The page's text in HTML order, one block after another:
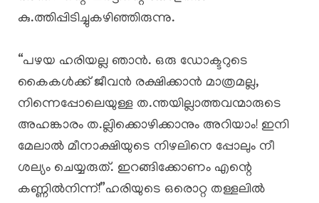
കു.ത്തിപ്പിടിച്ചുകഴിഞ്ഞിരുന്നു.
“പഴയ ഹരിയല്ല ഞാൻ. ഒരു ഡോക്ടറുടെ
കൈകൾക്ക് ജീവൻ രക്ഷിക്കാൻ മാത്രമല്ല,
നിന്നെപ്പോലെയുള്ള ത.ന്തയില്ലാത്തവന്മാരുടെ
അഹങ്കാരം ത.ല്ലിക്കൊഴിക്കാനും അറിയാം! ഇനി
മേലാൽ മീനാക്ഷിയുടെ നിഴലിനെ പ്പോലും നീ
ശല്യം ചെയ്യരുത്. ഇറങ്ങിക്കോണം എന്റെ
കണ്ണിൽനിന്ന്!”ഹരിയുടെ ഒരൊറ്റ തള്ളലിൽ